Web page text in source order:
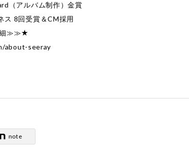
（アルバム制作）金賞
ス 8回受賞＆CM採用
細≫≫★
about-seeray
note